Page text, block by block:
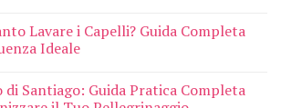
Lavare i Capelli? Guida Completa
Ideale
di Santiago: Guida Pratica Completa